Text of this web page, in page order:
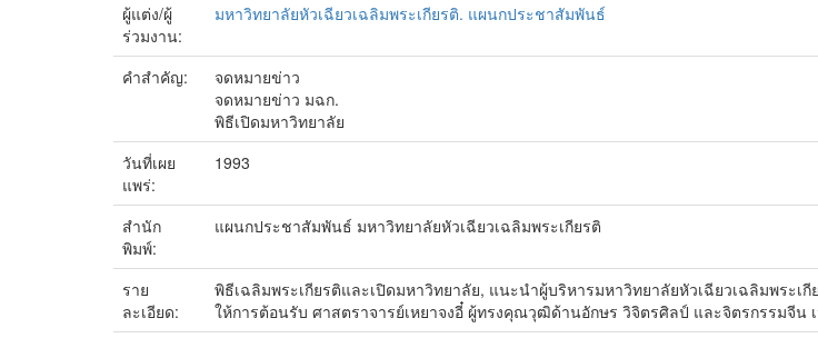
ผู้แต่ง/ผู้
ร่วมงาน:
มหาวิทยาลัยหัวเฉียวเฉลิมพระเกียรติ. แผนกประชาสัมพันธ์
คำสำคัญ:
จดหมายข่าว
จดหมายข่าว มฉก.
พิธีเปิดมหาวิทยาลัย
วันที่เผย
แพร่:
1993
สำนัก
พิมพ์:
แผนกประชาสัมพันธ์ มหาวิทยาลัยหัวเฉียวเฉลิมพระเกียรติ
ราย
ละเอียด:
พิธีเฉลิมพระเกียรติและเปิดมหาวิทยาลัย, แนะนำผู้บริหารมหาวิทยาลัยหัวเฉียวเฉลิมพระ
ให้การต้อนรับ ศาสตราจารย์เหยาจงอี๋ ผู้ทรงคุณวุฒิด้านอักษร วิจิตรศิลป์ และจิตรกรรมจีน